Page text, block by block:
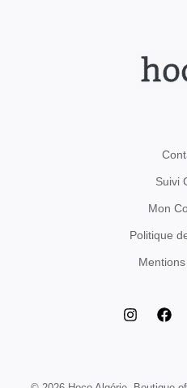
Suivi
Mon
Politique